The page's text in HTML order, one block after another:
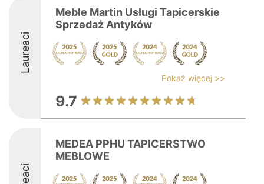
Laureaci
Meble Martin Usługi Tapicerskie
Sprzedaż Antyków
Pokaż więcej >>
9.7
MEDEA PPHU TAPICERSTWO
MEBLOWE